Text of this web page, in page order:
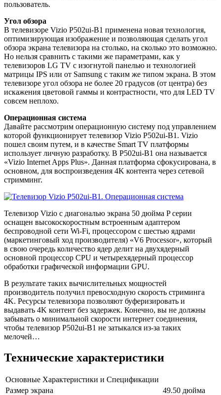
пользователь.
Угол обзора
В телевизоре Vizio P502ui-B1 применена новая технология,
оптимизирующая изображение и позволяющая сделать угол
обзора экрана телевизора на столько, на сколько это возможно.
Но нельзя сравнить с такими же параметрами, как у
телевизоров LG TV с изогнутой панелью и технологией
матрицы IPS или от Samsung с таким же типом экрана. В этом
телевизоре угол обзора не более 20 градусов (от центра) без
искажения цветовой гаммы и контрастности, что для LED TV
совсем неплохо.
Операционная система
Давайте рассмотрим операционную систему под управлением
которой функционирует телевизор Vizio P502ui-B1. Vizio
пошел своим путем, и в качестве Smart TV платформы
использует личную разработку. В P502ui-B1 она называется
«Vizio Internet Apps Plus». Данная платформа сфокусирована, в
основном, для воспроизведения 4K контента через сетевой
стримминг.
Телевизор Vizio с диагональю экрана 50 дюйма P серии
оснащен высокоскоростным встроенным адаптером
беспроводной сети Wi-Fi, процессором с шестью ядрами
(маркетинговый ход производителя) «V6 Processor», который
в свою очередь количество ядер делит на двухядерный
основной процессор CPU и четырехядерный процессор
обработки графической информации GPU.
В результате таких вычислительных мощностей
производитель получил превосходную скорость стриминга
4K. Ресурсы телевизора позволяют буферизировать и
выдавать 4K контент без задержек. Конечно, вы не должны
забывать о минимальной скорости интернет соединения,
чтобы телевизор P502ui-B1 не затыкался из-за таких
мелочей…
Технические характеристики
Основные Характеристики и Спецификации
Размер экрана
49.50 дюйма